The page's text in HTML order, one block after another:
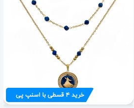
خرید۴قسطی با اسنپ پی